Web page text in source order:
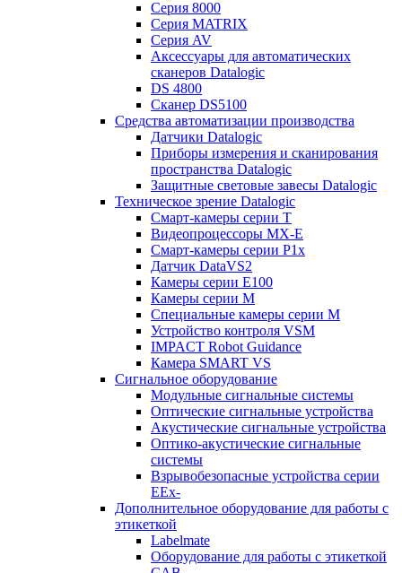
Серия 8000
Серия MATRIX
Серия AV
Аксессуары для автоматических
сканеров Datalogic
DS 4800
Сканер DS5100
Средства автоматизации производства
Датчики Datalogic
Приборы измерения и сканирования
пространства Datalogic
Защитные световые завесы Datalogic
Техническое зрение Datalogic
Смарт-камеры серии T
Видеопроцессоры MX-E
Смарт-камеры серии P1x
Датчик DataVS2
Камеры серии E100
Камеры серии M
Специальные камеры серии M
Устройство контроля VSM
IMPACT Robot Guidance
Камера SMART VS
Cигнальное оборудование
Модульные сигнальные системы
Оптические сигнальные устройства
Акустические сигнальные устройства
Оптико-акустические сигнальные
системы
Взрывобезопасные устройства серии
EEx-
Дополнительное оборудование для работы с
этикеткой
Labelmate
Оборудование для работы с этикеткой